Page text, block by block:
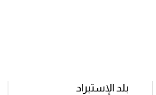
بلد الإستيراد